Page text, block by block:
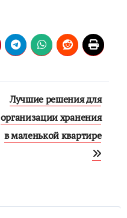
Лучшие решения для
организации хранения
в маленькой квартире